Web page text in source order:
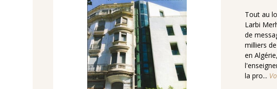
Tout au
Larbi
de
milliers
en
la pro...